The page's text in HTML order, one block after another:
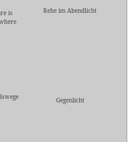
is
Rehe im Abendlicht
Gegenlicht